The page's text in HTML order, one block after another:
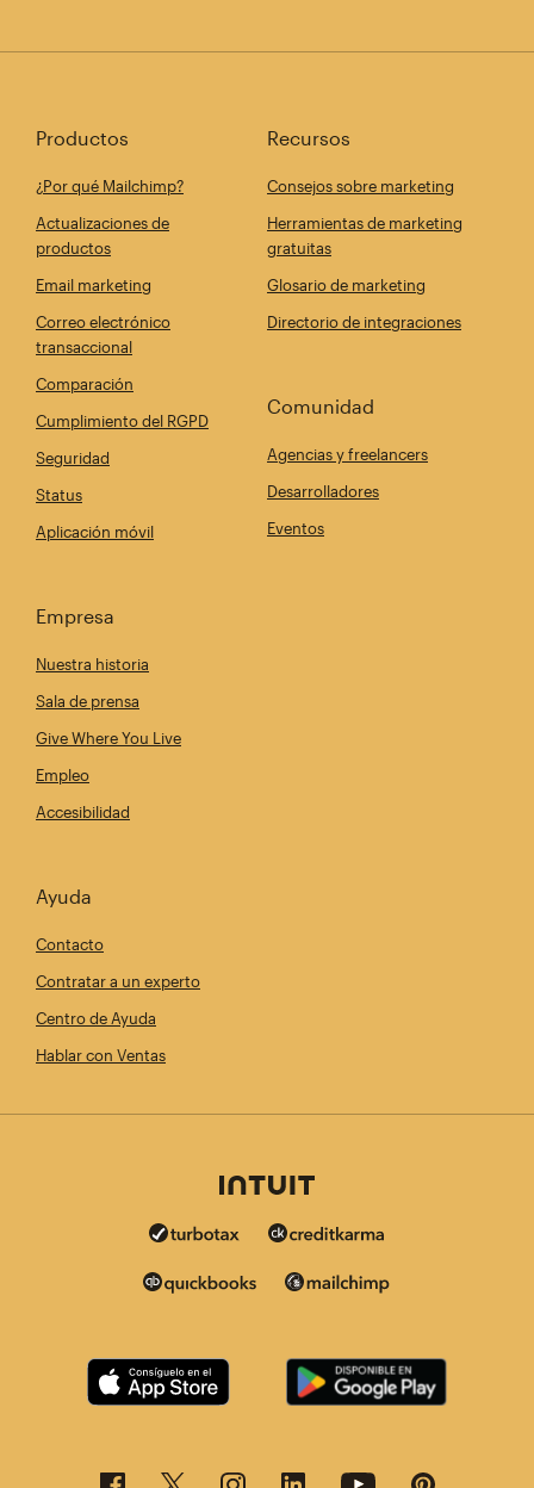
Productos
¿Por qué Mailchimp?
Actualizaciones de
productos
Email marketing
Correo electrónico
transaccional
Comparación
Cumplimiento del RGPD
Seguridad
Status
Aplicación móvil
Recursos
Consejos sobre marketing
Herramientas de marketing
gratuitas
Glosario de marketing
Directorio de integraciones
Comunidad
Agencias y freelancers
Desarrolladores
Eventos
Empresa
Nuestra historia
Sala de prensa
Give Where You Live
Empleo
Accesibilidad
Ayuda
Contacto
Contratar a un experto
Centro de Ayuda
Hablar con Ventas